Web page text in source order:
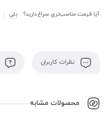
آیا قیمت مناسب‌تری سراغ دارید؟ بلی
نظرات کاربران
محصولات مشابه